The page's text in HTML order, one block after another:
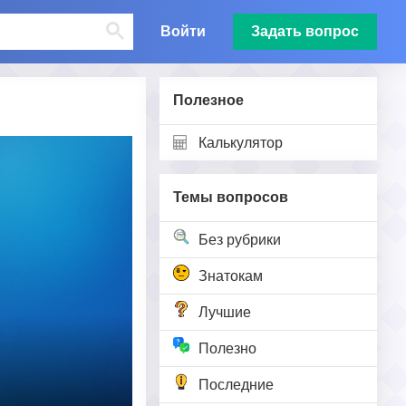
Войти Задать вопрос
Полезное
Калькулятор
Темы вопросов
Без рубрики
Знатокам
Лучшие
Полезно
Последние